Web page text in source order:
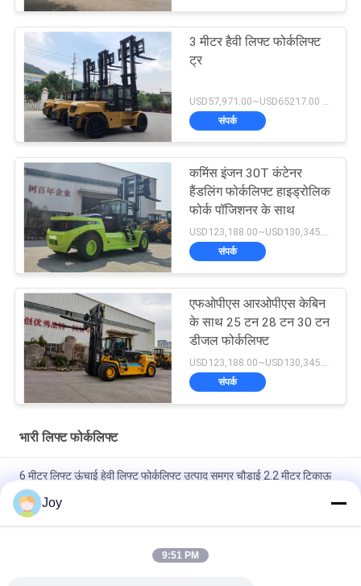
3 मीटर हैवी लिफ्ट फोर्कलिफ्ट
ट्र
USD57,971.00~USD65217.00 unit MOQ:एक इकाई
संपर्क
कमिंस इंजन 30T कंटेनर
हैंडलिंग फोर्कलिफ्ट हाइड्रोलिक
फोर्क पॉजिशनर के साथ
USD123,188.00~USD130,345.00/ Unit MOQ:एक इकाई
संपर्क
एफओपीएस आरओपीएस केबिन
के साथ 25 टन 28 टन 30 टन
डीजल फोर्कलिफ्ट
USD123,188.00~USD130,345.00/ Unit MOQ:एक इकाई
संपर्क
भारी लिफ्ट फोर्कलिफ्ट
6 मीटर लिफ्ट ऊंचाई हेवी लिफ्ट फोर्कलिफ्ट उत्पाद समग्र चौड़ाई 2.2 मीटर टिकाऊ
औद्योगिक सामग्री हैंडलिंग उपकरण
बॉक्स प्रकार इनर आउटर मास्ट काउंटरबैलेंस फोर्कलिफ्ट समग्र आकार
7200x2550x3460mm गोदाम के लिए हेवी ड्यूटी लिफ्टिंग वाहन
Joy
9:51 PM